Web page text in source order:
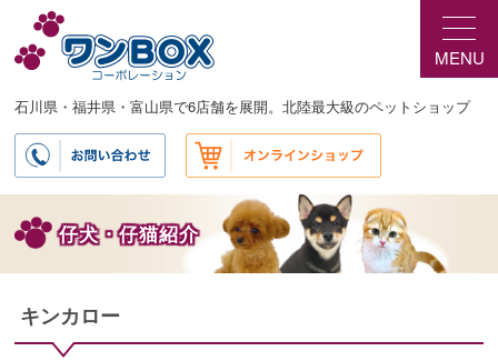
ン
ン
ツ
へ
動
MENU
石川県・福井県・富山県で6店舗を展開。北陸最大級のペットショップ
仔犬・仔猫紹介
キンカロー